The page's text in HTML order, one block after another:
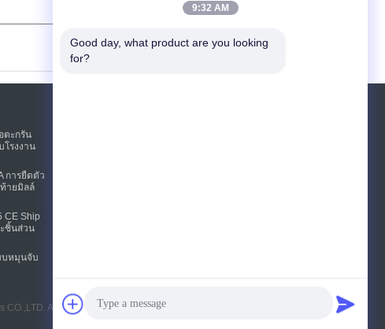
ตะกรัน
โรงงาน
การยืดตัว
ายมิลล์
CE Ship
ชิ้นส่วน
บหมุนจับ
All Rights Reserved.
9:32 AM
Good day, what product are you looking
for?